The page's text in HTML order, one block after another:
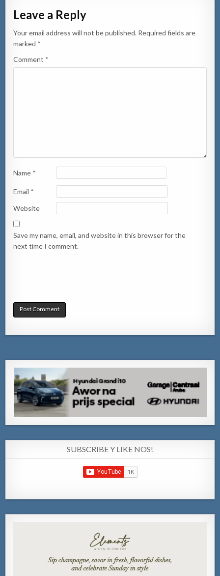
Leave a Reply
Your email address will not be published. Required fields are
marked *
Comment *
Name *
Email *
Website
Save my name, email, and website in this browser for the
next time I comment.
SUBSCRIBE Y LIKE NOS!